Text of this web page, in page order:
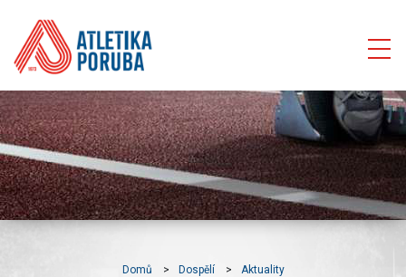
Domů Dospělí Aktuality